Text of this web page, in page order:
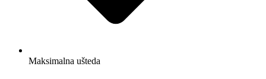
Maksimalna ušteda